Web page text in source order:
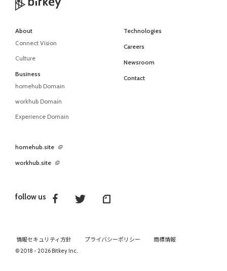
follow us
About
Connect Vision
Culture
Business
homehub Domain
workhub Domain
Experience Domain
Technologies
Careers
Newsroom
Contact
homehub.site
workhub.site
情報セキュリティ方針 プライバシーポリシー
商標情報
© 2018 - 2026 Bitkey Inc.